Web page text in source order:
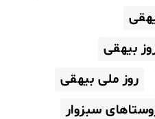
بیهقی
روز ملی بیهقی
سبزوار